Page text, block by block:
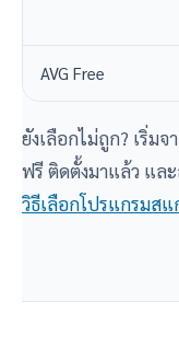
AVG Free
ยังเลือกไม่ถูก? เริ่มจ
ฟรี ติดตั้งมาแล้ว แล
วิธีเลือกโปรแกรมส